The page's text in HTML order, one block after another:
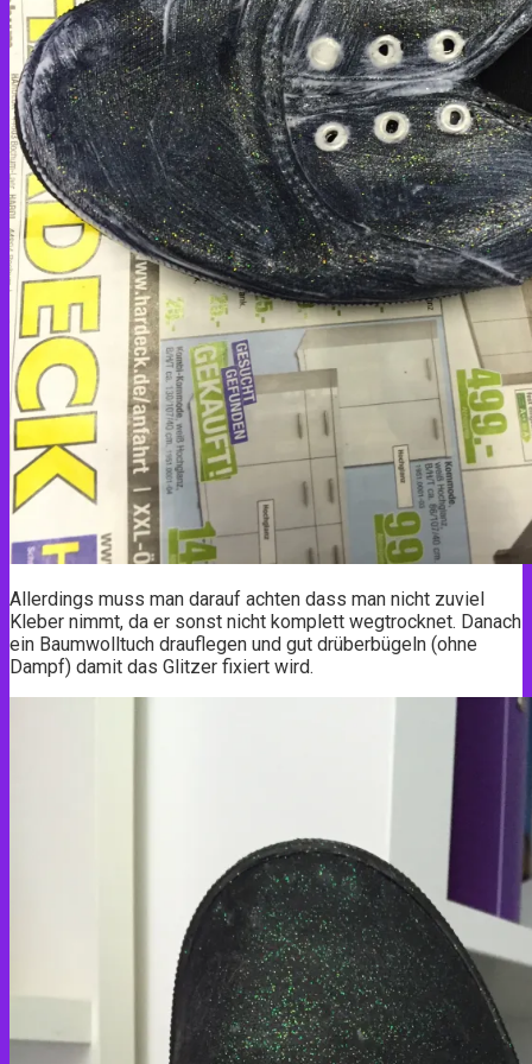
Allerdings muss man darauf achten dass man nicht zuviel
Kleber nimmt, da er sonst nicht komplett wegtrocknet. Danach
ein Baumwolltuch drauflegen und gut drüberbügeln (ohne
Dampf) damit das Glitzer fixiert wird.